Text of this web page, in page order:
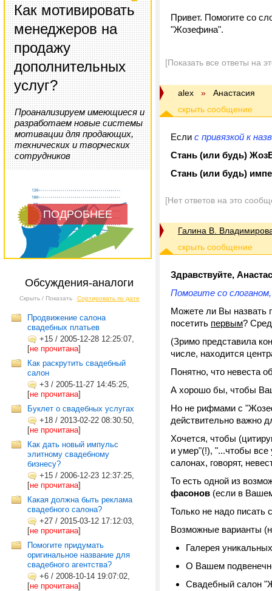
Как мотивировать
менеджеров на
продажу
дополнительных
услуг?
Проанализируем имеющиеся и
разработаем новые системы
мотивации для продающих,
технических и творческих
сотрудников
ПОДРОБНЕЕ
Обсуждения-аналоги
Скрыть / Показать Сортировать по дате
Продвижение салона
свадебных платьев
+15 / 2005-12-28 12:25:07,
[не прочитана]
Как раскрутить свадебный
салон
+3 / 2005-11-27 14:45:25,
[не прочитана]
Буклет о свадебных услугах
+18 / 2013-02-22 08:30:50,
[не прочитана]
Как дать новый импульс
элитному свадебному
бизнесу?
+15 / 2006-12-23 12:37:25,
[не прочитана]
Какая должна быть реклама
свадебного салона?
+27 / 2015-03-12 17:12:03,
[не прочитана]
Помогите придумать
оригинальное название для
свадебного агентства?
+6 / 2008-10-14 19:07:02,
[не прочитана]
Привет. Помогите со
"Жозефина".
[Показать все ответы на
alex » Анастасия
Если с привязкой к
Стань (или будь)
Стань (или будь)
[Нет ответов на это
Галина В.
Здравствуйте,
Помогите со слоганом,
Можете ли Вы назвать
посетить первым?
(Зримо представила
числе, находится
Понятно, что невеста
А хорошо бы, чтобы
Но не рифмами с
действительно важно
Хочется, чтобы
и умер"(!), "...чтобы
салонах, говорят,
То есть одной из
фасонов (если в
Только не надо писать
Возможные варианты
Галерея
О Вашем
Свадебный салон